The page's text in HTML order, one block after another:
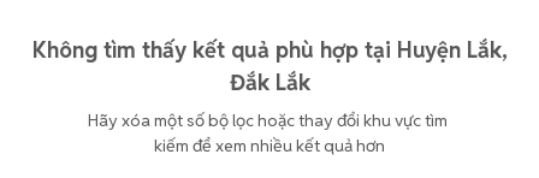
Không tìm thấy kết quả phù hợp tại Huyện Lắk,
Đắk Lắk
Hãy xóa một số bộ lọc hoặc thay đổi khu vực tìm
kiếm để xem nhiều kết quả hơn